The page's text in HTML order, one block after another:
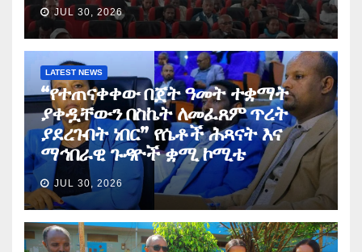
JUL 30, 2026
LATEST NEWS
“የተጠናቀቀው በጀት ዓመት ተቋማት
ያቀዷቸውን በስኬት ለመፈጸም ጥረት
ያደረጉበት ነበር” የሴቶች ሕጻናት እና
ማኅበራዊ ጉዳዮች ቋሚ ኮሚቴ
JUL 30, 2026